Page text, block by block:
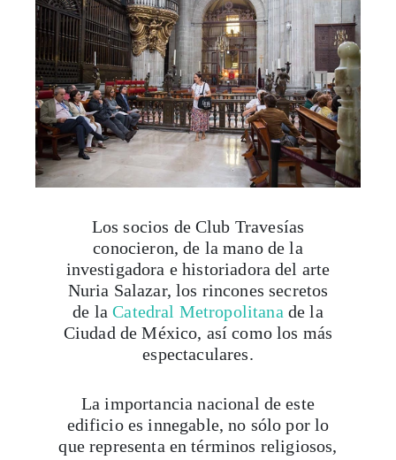
Los socios de Club Travesías
conocieron, de la mano de la
investigadora e historiadora del arte
Nuria Salazar, los rincones secretos
de laCatedral Metropolitana de la
Ciudad de México, así como los más
espectaculares.
La importancia nacional de este
edificio es innegable, no sólo por lo
que representa en términos religiosos,